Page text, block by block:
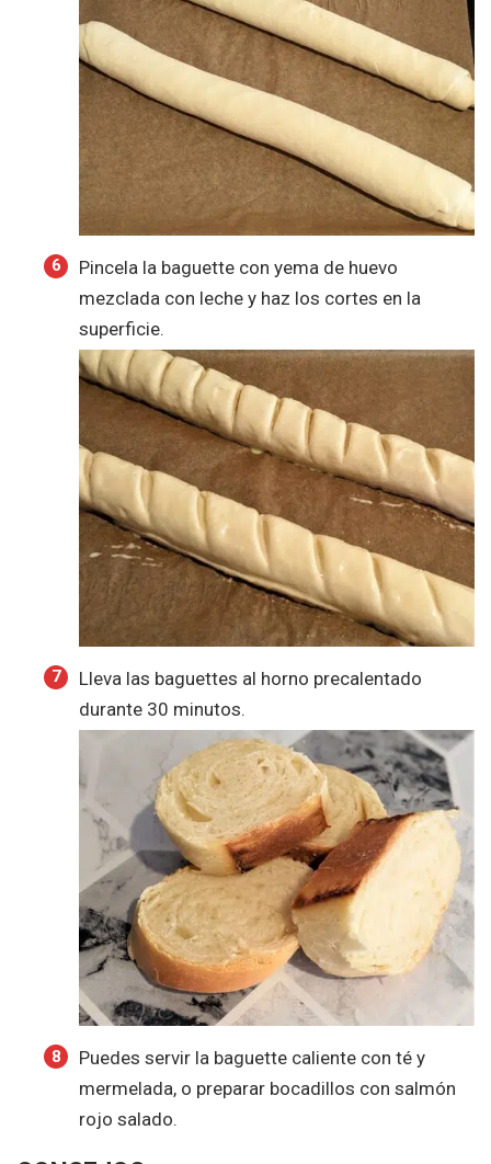
Pincela la baguette con yema de huevo
mezclada con leche y haz los cortes en la
superficie.
Lleva las baguettes al horno precalentado
durante 30 minutos.
Puedes servir la baguette caliente con té y
mermelada, o preparar bocadillos con salmón
rojo salado.